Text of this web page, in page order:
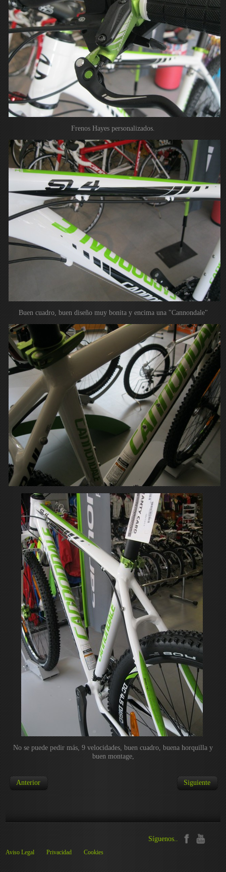
Frenos Hayes personalizados.
Buen cuadro, buen diseño muy bonita y encima una "Cannondale"
No se puede pedir más, 9 velocidades, buen cuadro, buena horquilla y
buen montage,
Anterior Siguiente
Síguenos..
Aviso Legal Privacidad Cookies